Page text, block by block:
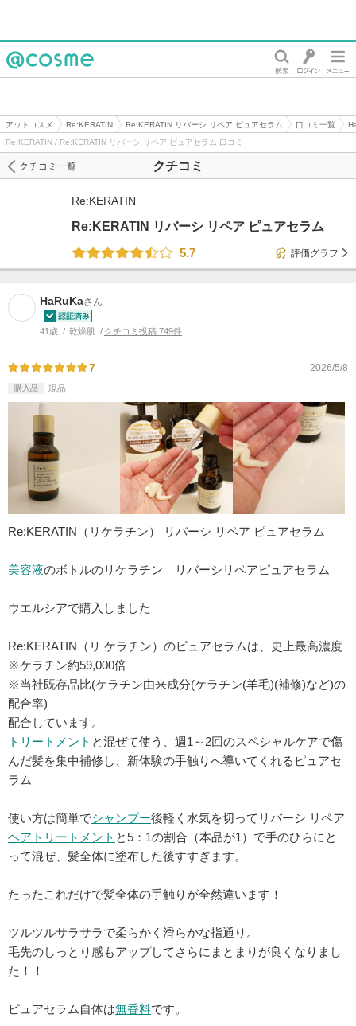
アットコスメ Re:KERATIN Re:KERATIN リバーシ リペア ピュアセラム 口コミ一覧
Re:KERATIN / Re:KERATIN リバーシ リペア ピュアセラム 口コミ
クチコミ
クチコミ一覧
Re:KERATIN
Re:KERATIN リバーシ リペア ピュアセラム
5.7
評価グラフ
HaRuKaさん
41歳 乾燥肌 クチコミ投稿 749件
7 2026/5/8
購入品 現品
Re:KERATIN（リケラチン） リバーシ リペア ピュアセラム
美容液のボトルのリケラチン リバーシリペアピュアセラム
ウエルシアで購入しました
Re:KERATIN（リ ケラチン）のピュアセラムは、史上最高濃度
※ケラチン約59,000倍
※当社既存品比(ケラチン由来成分(ケラチン(羊毛)(補修)など)の
配合率)
配合しています。
トリートメント と混ぜて使う、週1～2回のスペシャルケアで傷
んだ髪を集中補修し、新体験の手触りへ導いてくれるピュアセ
ラム
使い方は簡単でシャンプー後軽く水気を切ってリバーシ リペア
ヘアトリートメント と5：1の割合（本品が1）で手のひらにと
って混ぜ、髪全体に塗布した後すすぎます。
たったこれだけで髪全体の手触りが全然違います！
ツルツルサラサラで柔らかく滑らかな指通り。
毛先のしっとり感もアップしてさらにまとまりが良くなりまし
た！！
ピュアセラム自体は無香料です。